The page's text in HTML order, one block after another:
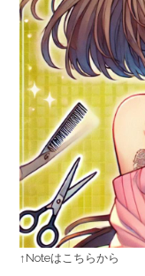
↑Noteはこちらから